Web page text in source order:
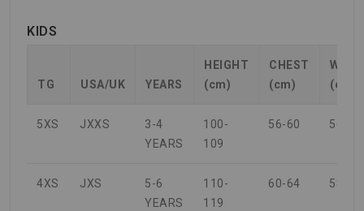
KIDS
TG USA/UK YEARS
HEIGHT
(cm)
CHEST
(cm)
(cm)
5XS JXXS
3-4
YEARS
100-
109
56-60 56-58
4XS JXS
5-6
YEARS
110-
119
60-64 58-60